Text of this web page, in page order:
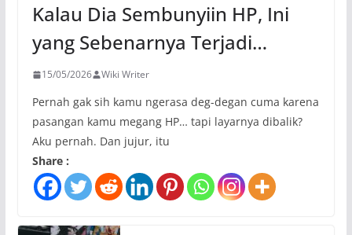
Kalau Dia Sembunyiin HP, Ini
yang Sebenarnya Terjadi…
15/05/2026 Wiki Writer
Pernah gak sih kamu ngerasa deg-degan cuma karena
pasangan kamu megang HP… tapi layarnya dibalik?
Aku pernah. Dan jujur, itu
Share :